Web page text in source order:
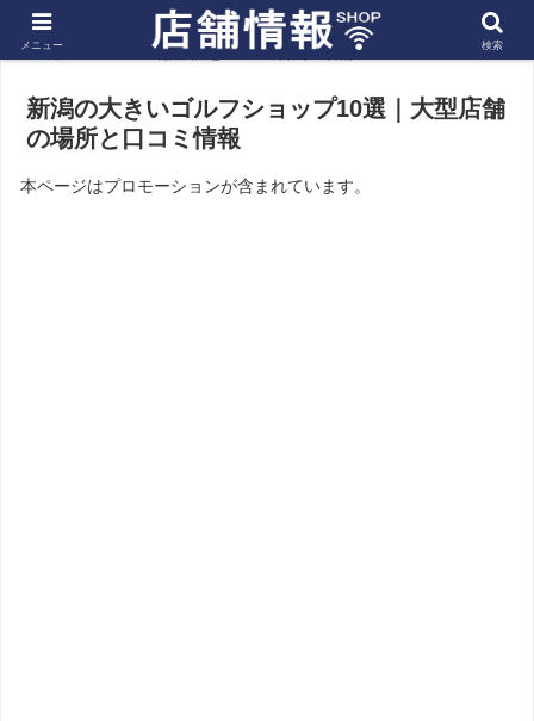
ホーム 北陸 信越 新潟の店舗
新潟の大きいゴルフショップ10選｜大型店舗
の場所と口コミ情報
本ページはプロモーションが含まれています。
メニュー 検索